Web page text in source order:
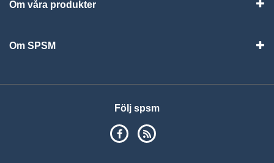
Om våra produkter
Om SPSM
Följ spsm
SPSM på Facebook